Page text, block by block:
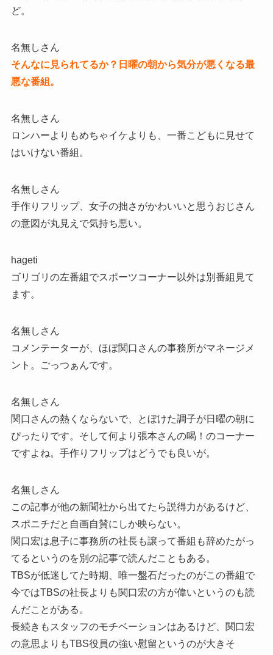
ど。
名無しさん
そんなに見られてるか？日曜の朝から気分が悪くなる最
悪な番組。
名無しさん
ロンハーよりもめちゃイケよりも、一番こどもに見せて
はいけない番組。
名無しさん
手作りフリップ、女子の拙さがかわいいと思うおじさん
の意図が丸見えで気持ち悪い。
hageti
ゴリゴリの左番組でスポーツコーナー以外は別番組見て
ます。
名無しさん
コメンテーターが、ほぼ関口さんの事務所がマネージメ
ント。ごっつぁんです。
名無しさん
関口さんの熱くならないで、とぼけた調子が日曜の朝に
ぴったりです。そして何より張本さんの喝！のコーナー
ですよね。手作りフリップはどうでも良いが。
名無しさん
この記事が他の新聞社から出てたら説得力があるけど、
スポニチだと自画自賛にしか映らない。
関口宏は息子に事務所の社長も譲って番組も辞めたがっ
てるというのを別の記事で読んだこともある。
TBSが低迷してた時期、唯一盤石だったのがこの番組で
今ではTBSの社長よりも関口宏の方が偉いというのも読
んだことがある。
長続きもスタッフのモチベーションはあるけど、関口宏
の意思よりもTBS役員の強い慰留というのが大きそ